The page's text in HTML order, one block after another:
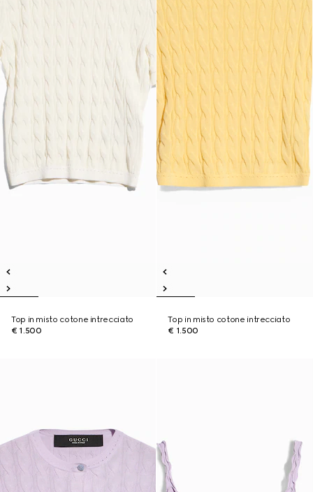
Top in misto cotone intrecciato
€ 1.500
Top in misto cotone intrecciato
€ 1.500